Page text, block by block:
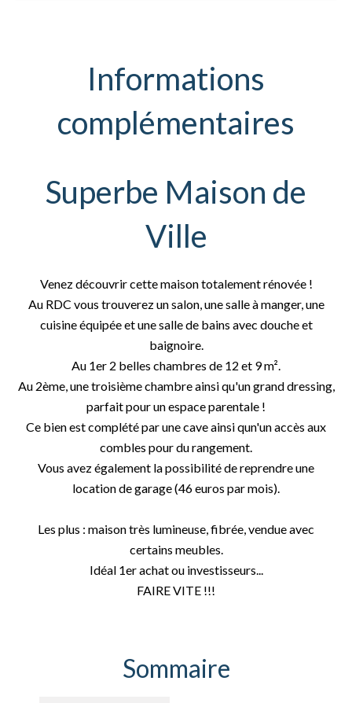
Informations
complémentaires
Superbe Maison de
Ville
Venez découvrir cette maison totalement rénovée !
Au RDC vous trouverez un salon, une salle à manger, une
cuisine équipée et une salle de bains avec douche et
baignoire.
Au 1er 2 belles chambres de 12 et 9 m².
Au 2ème, une troisième chambre ainsi qu'un grand dressing,
parfait pour un espace parentale !
Ce bien est complété par une cave ainsi qun'un accès aux
combles pour du rangement.
Vous avez également la possibilité de reprendre une
location de garage (46 euros par mois).
Les plus : maison très lumineuse, fibrée, vendue avec
certains meubles.
Idéal 1er achat ou investisseurs...
FAIRE VITE !!!
Sommaire